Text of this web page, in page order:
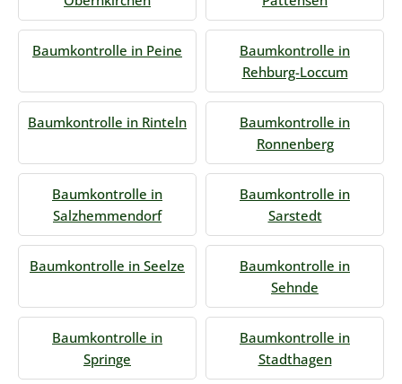
Baumkontrolle in Peine
Baumkontrolle in
Rehburg-Loccum
Baumkontrolle in Rinteln
Baumkontrolle in
Ronnenberg
Baumkontrolle in
Salzhemmendorf
Baumkontrolle in
Sarstedt
Baumkontrolle in Seelze
Baumkontrolle in
Sehnde
Baumkontrolle in
Springe
Baumkontrolle in
Stadthagen